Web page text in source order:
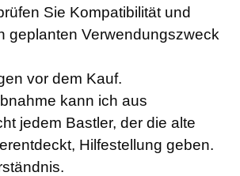
Sie Kompatibilität und
geplanten Verwendungszweck
vor dem Kauf.
kann ich aus
jedem Bastler, der die alte
Hilfestellung geben.